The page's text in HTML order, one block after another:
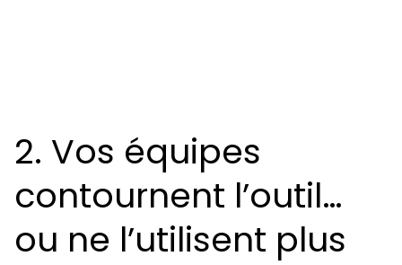
2. Vos équipes
contournent l’outil…
ou ne l’utilisent plus